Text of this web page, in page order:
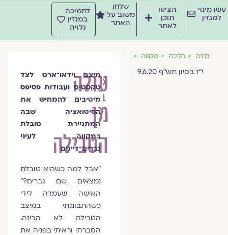
עשו מינוי
למגזין
הציעו
תוכן
לאתר
שלחו
משוב על
האתר
לתמיכה
במגזין
גלויה
גלויה הלכה מקווה
י"ז בסיון תש"ף 9.6.20
עולה
מן
הטבילה
מיכל
ברגמן
מיצב וידאו־ארט לצד
טקסטים ועבודות פסיפס
מיטיבים להמחיש את
הסיטואציה שבה
המתגיירת טובלת
במקווה לעיני
גברים־דיינים
"אבל למה כשהיא טובלת
נמצאים שם גברים?"
האישה שעמדה לידי
כשהתבוננתי במיצב
הטבילה לא הבינה.
הסברתי וראיתי בפניה את